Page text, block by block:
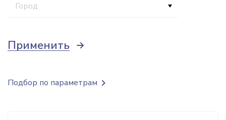
Город
Применить
Подбор по параметрам